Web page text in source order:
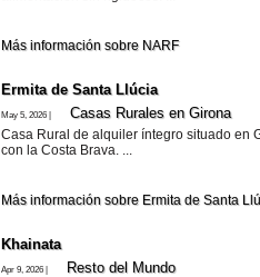
Más información sobre NARF
Ermita de Santa Llúcia
May 5, 2026 | Casas Rurales en Girona
Casa Rural de alquiler íntegro situado en
con la Costa Brava. ...
Más información sobre Ermita de Santa
Khainata
Apr 9, 2026 | Resto del Mundo